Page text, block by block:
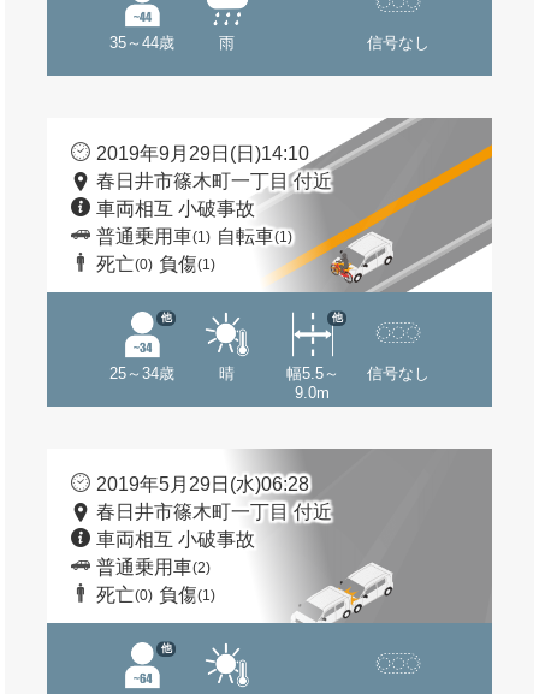
35～44歳 雨 信号なし
2019年9月29日(日)14:10
春日井市篠木町一丁目 付近
車両相互 小破事故
普通乗用車(1) 自転車(1)
死亡(0) 負傷(1)
25～34歳
他
晴
幅5.5～
9.0m
他
信号なし
2019年5月29日(水)06:28
春日井市篠木町一丁目 付近
車両相互 小破事故
普通乗用車(2)
死亡(0) 負傷(1)
他